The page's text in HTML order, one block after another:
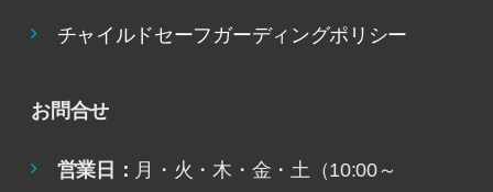
チャイルドセーフガーディングポリシー
お問合せ
営業日： 月・火・木・金・土（10:00～